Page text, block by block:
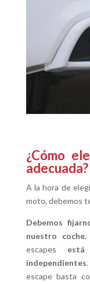
¿Cómo
adecuada?
A la hora de
moto, debemos
Debemos
nuestro coche.
escapes
independientes
escape basta